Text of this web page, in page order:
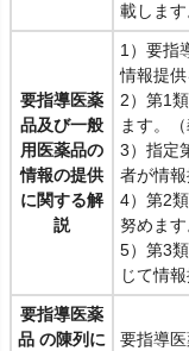
載します
要指導医薬
品及び一般
用医薬品の
情報の提供
に関する解
説
1）要指
情報提供
2）第1
ます。（
3）指定
者が情報
4）第2
努めます
5）第3
じて情
要指導医薬
品 の陳列に
要指導